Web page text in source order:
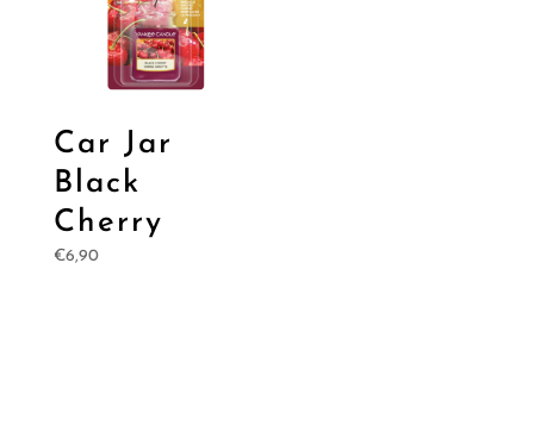
Car Jar
Black
Cherry
€6,90